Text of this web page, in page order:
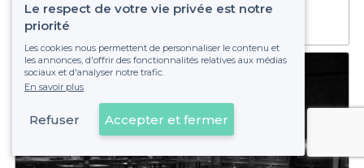
Voir sur la carte
Le respect de votre vie privée est notre
priorité
Les cookies nous permettent de personnaliser le contenu et
les annonces, d'offrir des fonctionnalités relatives aux médias
sociaux et d'analyser notre trafic.
En savoir plus
Refuser Accepter et fermer